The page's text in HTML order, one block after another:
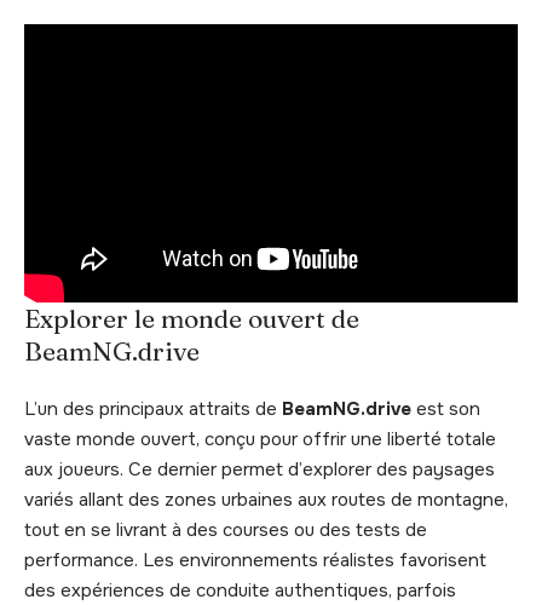
Explorer le monde ouvert de
BeamNG.drive
L’un des principaux attraits de BeamNG.drive est son
vaste monde ouvert, conçu pour offrir une liberté totale
aux joueurs. Ce dernier permet d’explorer des paysages
variés allant des zones urbaines aux routes de montagne,
tout en se livrant à des courses ou des tests de
performance. Les environnements réalistes favorisent
des expériences de conduite authentiques, parfois